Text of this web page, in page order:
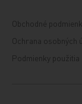
Obchodné podmienky
Ochrana osobných
Podmienky použitia